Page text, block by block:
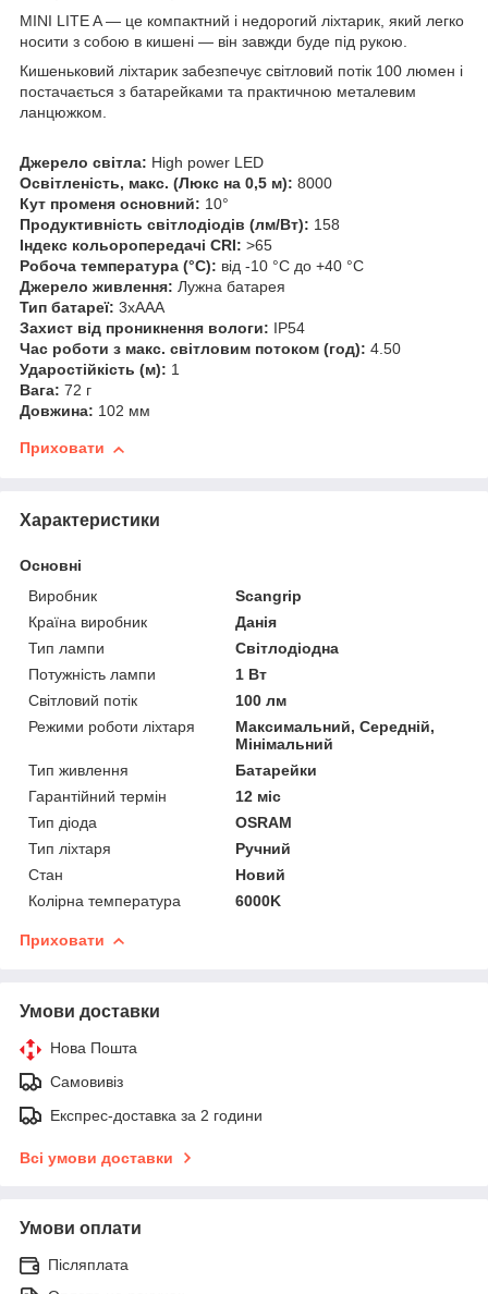
MINI LITE A — це компактний і недорогий ліхтарик, який легко
носити з собою в кишені — він завжди буде під рукою.
Кишеньковий ліхтарик забезпечує світловий потік 100 люмен і
постачається з батарейками та практичною металевим
ланцюжком.
Джерело світла: High power LED
Освітленість, макс. (Люкс на 0,5 м): 8000
Кут променя основний: 10°
Продуктивність світлодіодів (лм/Вт): 158
Індекс кольоропередачі CRI: >65
Робоча температура (°С): від -10 °С до +40 °С
Джерело живлення: Лужна батарея
Тип батареї: 3xААА
Захист від проникнення вологи: IP54
Час роботи з макс. світловим потоком (год): 4.50
Ударостійкість (м): 1
Вага: 72 г
Довжина: 102 мм
Приховати
Характеристики
Основні
Виробник
Scangrip
Країна виробник
Данія
Тип лампи
Світлодіодна
Потужність лампи
1 Вт
Світловий потік
100 лм
Режими роботи ліхтаря
Максимальний, Середній,
Мінімальний
Тип живлення
Батарейки
Гарантійний термін
12 міс
Тип діода
OSRAM
Тип ліхтаря
Ручний
Стан
Новий
Колірна температура
6000K
Приховати
Умови доставки
Нова Пошта
Самовивіз
Експрес-доставка за 2 години
Всі умови доставки
Умови оплати
Післяплата